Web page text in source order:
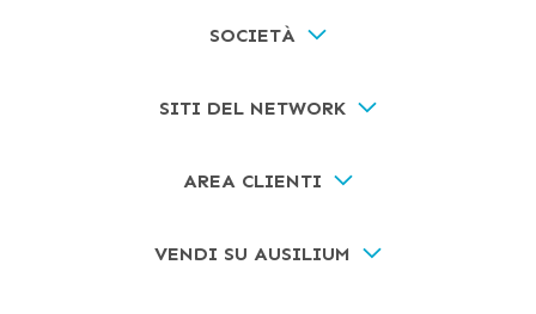
SOCIETÀ
SITI DEL NETWORK
AREA CLIENTI
VENDI SU AUSILIUM